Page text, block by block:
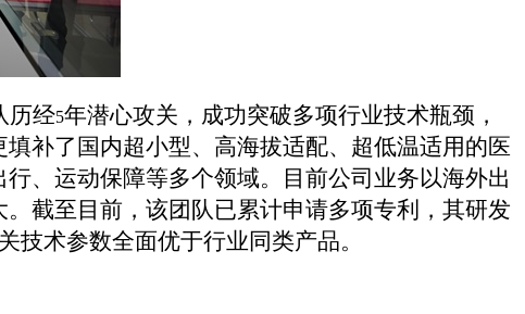
历经5年潜心攻关，成功突破多项行业技术瓶颈，
补了国内超小型、高海拔适配、超低温适用的医
、运动保障等多个领域。
目前公司业务以海外出
截至目前，该团队已累计申请多项专利，其研发
技术参数全面优于行业同类产品。